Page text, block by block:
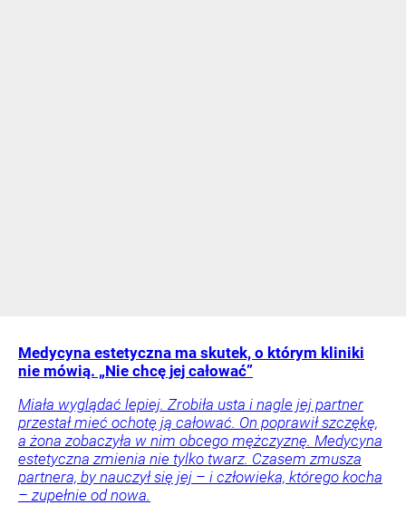
Medycyna estetyczna ma skutek, o którym kliniki
nie mówią. „Nie chcę jej całować”
Miała wyglądać lepiej. Zrobiła usta i nagle jej partner
przestał mieć ochotę ją całować. On poprawił szczękę,
a żona zobaczyła w nim obcego mężczyznę. Medycyna
estetyczna zmienia nie tylko twarz. Czasem zmusza
partnera, by nauczył się jej – i człowieka, którego kocha
– zupełnie od nowa.